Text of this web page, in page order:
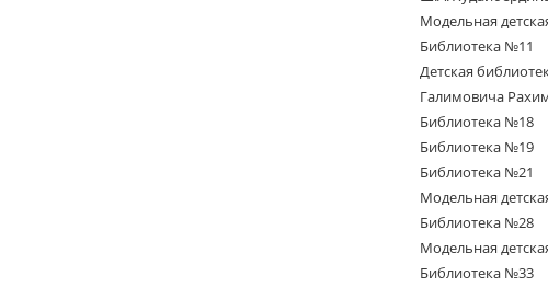
Модельная
Библиотека №11
Детская
Галимовича
Библиотека №18
Библиотека №19
Библиотека №21
Модельная
Библиотека №28
Модельная
Библиотека №33